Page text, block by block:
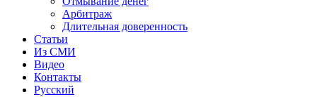
Арбитраж
Длительная доверенность
Статьи
Из СМИ
Видео
Контакты
Русский